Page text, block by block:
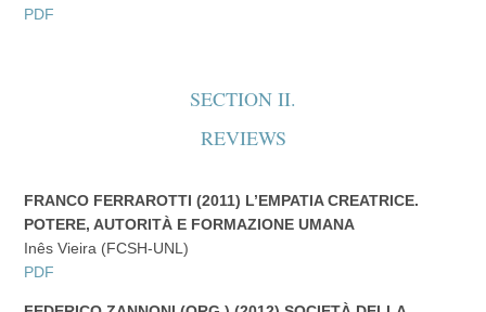
PDF
SECTION II.
REVIEWS
FRANCO FERRAROTTI (2011) L’EMPATIA CREATRICE.
POTERE, AUTORITÀ E FORMAZIONE UMANA
Inês Vieira (FCSH-UNL)
PDF